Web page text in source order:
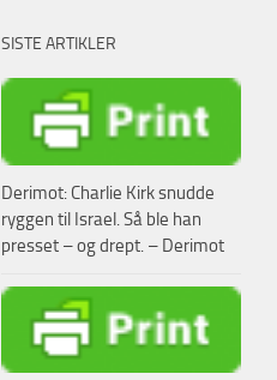
SISTE ARTIKLER
Derimot: Charlie Kirk snudde
ryggen til Israel. Så ble han
presset – og drept. – Derimot